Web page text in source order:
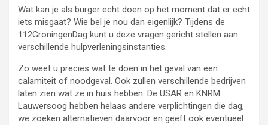
Wat kan je als burger echt doen op het moment dat er echt
iets misgaat? Wie bel je nou dan eigenlijk? Tijdens de
112GroningenDag kunt u deze vragen gericht stellen aan
verschillende hulpverleningsinstanties.
Zo weet u precies wat te doen in het geval van een
calamiteit of noodgeval. Ook zullen verschillende bedrijven
laten zien wat ze in huis hebben. De USAR en KNRM
Lauwersoog hebben helaas andere verplichtingen die dag,
we zoeken alternatieven daarvoor en geeft ook eventueel